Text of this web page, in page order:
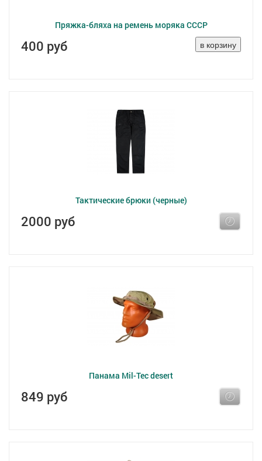
Пряжка-бляха на ремень моряка СССР
400 руб
Тактические брюки (черные)
2000 руб
Панама Mil-Tec desert
849 руб